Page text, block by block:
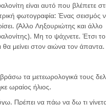
είναι αυτό που βλέπετε
φωτογραφία: Ένας σεισμός
(Άλλο Ληξουριώτης και άλλο
Μη το ψάχνετε. Έτσι
θα μείνει στον αιώνα τον άπαντα.
τα μετεωρολογικά τους
ωραίος ήλιος.
Πρέπει να πάω να δω τι